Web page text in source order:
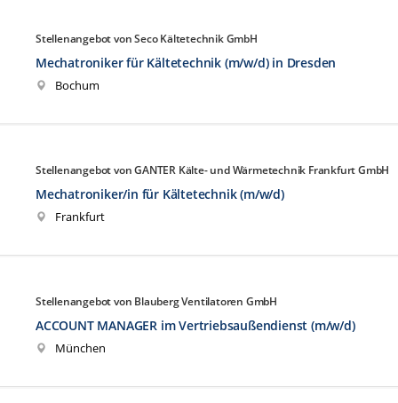
Stellenangebot von Seco Kältetechnik GmbH
Mechatroniker für Kältetechnik (m/w/d) in Dresden
Bochum
Stellenangebot von GANTER Kälte- und Wärmetechnik Frankfurt GmbH
Mechatroniker/in für Kältetechnik (m/w/d)
Frankfurt
Stellenangebot von Blauberg Ventilatoren GmbH
ACCOUNT MANAGER im Vertriebsaußendienst (m/w/d)
München